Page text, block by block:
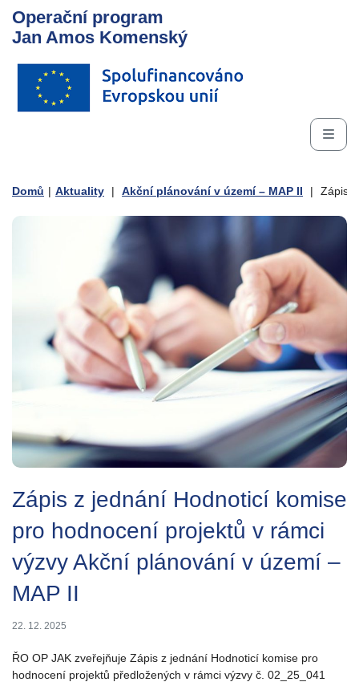
Operační program
Jan Amos Komenský
Domů | Aktuality | Akční plánování v území – MAP II | Zápis
Zápis z jednání Hodnoticí komise
pro hodnocení projektů v rámci
výzvy Akční plánování v území –
MAP II
22. 12. 2025
ŘO OP JAK zveřejňuje Zápis z jednání Hodnoticí komise pro
hodnocení projektů předložených v rámci výzvy č. 02_25_041